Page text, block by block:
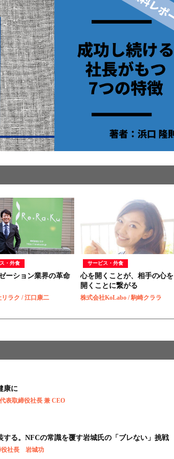
・外食
ーション業界の革命
ラク / 江口康二
サービス・外食
心を開くことが、相手の心を
開くことに繋がる
株式会社KoLabo / 駒崎クララ
康に
表取締役社長 兼 CEO
する。NFCの常識を覆す岩城氏の「ブレない」挑戦
役社長 岩城功